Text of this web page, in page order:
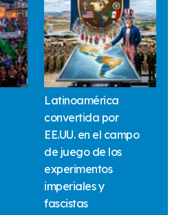
Latinoamérica
convertida por
EE.UU. en el campo
de juego de los
experimentos
imperiales y
fascistas